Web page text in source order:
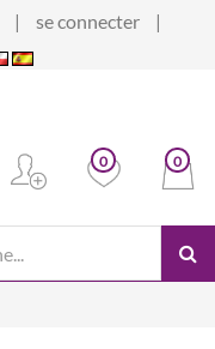
se connecter
0 0